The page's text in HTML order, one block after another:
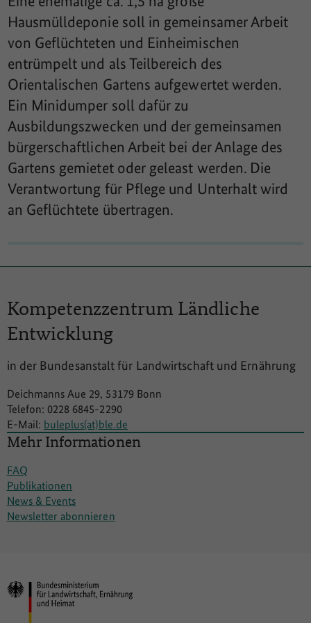
Hausmülldeponie soll in gemeinsamer Arbeit
von Geflüchteten und Einheimischen
entrümpelt und als Teilbereich des
Orientalischen Gartens aufgewertet werden.
Ein Minidumper soll dafür zu
Ausbildungszwecken und der gemeinsamen
bürgerschaftlichen Arbeit bei der Anlage des
Gartens gemietet oder geleast werden. Die
Verantwortung für Pflege und Unterhalt wird
an Geflüchtete übertragen.
Kompetenzzentrum Ländliche
Entwicklung
in der Bundesanstalt für Landwirtschaft und Ernährung
Deichmanns Aue 29, 53179 Bonn
Telefon: 0228 6845-2290
E-Mail: buleplus(at)ble.de
Mehr Informationen
FAQ
Publikationen
News & Events
Newsletter abonnieren